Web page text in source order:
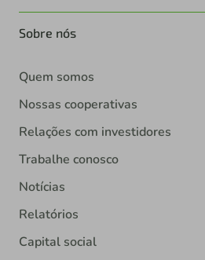
Sobre nós
Quem somos
Nossas cooperativas
Relações com investidores
Trabalhe conosco
Notícias
Relatórios
Capital social